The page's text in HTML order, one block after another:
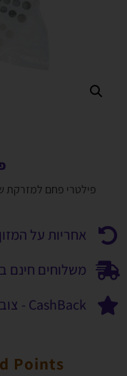
פילטרי פחם למזרקת
אחריות על
משלוחים חינם
CashBack - צוברים נק' בכל קנייה
Points